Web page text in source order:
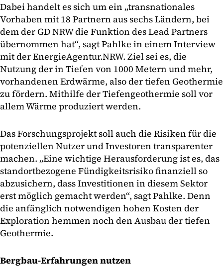
Dabei handelt es sich um ein „transnationales
Vorhaben mit 18 Partnern aus sechs Ländern, bei
dem der GD NRW die Funktion des Lead Partners
übernommen hat“, sagt Pahlke in einem Interview
mit der EnergieAgentur.NRW. Ziel sei es, die
Nutzung der in Tiefen von 1000 Metern und mehr,
vorhandenen Erdwärme, also der tiefen Geothermie
zu fördern. Mithilfe der Tiefengeothermie soll vor
allem Wärme produziert werden.
Das Forschungsprojekt soll auch die Risiken für die
potenziellen Nutzer und Investoren transparenter
machen. „Eine wichtige Herausforderung ist es, das
standortbezogene Fündigkeitsrisiko finanziell so
abzusichern, dass Investitionen in diesem Sektor
erst möglich gemacht werden“, sagt Pahlke. Denn
die anfänglich notwendigen hohen Kosten der
Exploration hemmen noch den Ausbau der tiefen
Geothermie.
Bergbau-Erfahrungen nutzen